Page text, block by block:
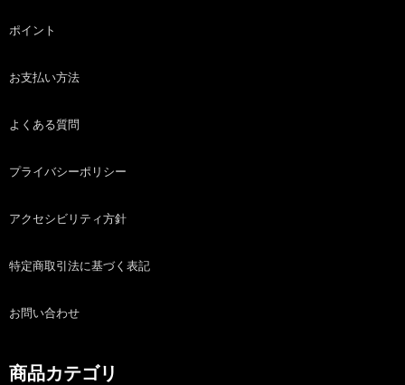
ポイント
お支払い方法
よくある質問
プライバシーポリシー
アクセシビリティ方針
特定商取引法に基づく表記
お問い合わせ
商品カテゴリ